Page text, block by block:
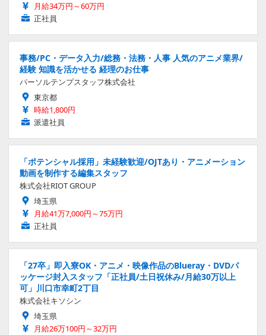
月給34万円～60万円
正社員
事務/PC・データ入力/総務・法務・人事 人気のアニメ業界/
経験 知識を活かせる 経理のお仕事
パーソルテンプスタッフ株式会社
東京都
時給1,800円
派遣社員
「ポテンシャル採用」未経験歓迎/OJTあり・アニメーション
動画を制作する編集スタッフ
株式会社RIOT GROUP
埼玉県
月給41万7,000円～75万円
正社員
「27卒」即入寮OK・アニメ・映像作品のBlueray・DVDパ
ッケージ封入スタッフ「正社員/土日祝休み/月給30万以上
可」川口市幸町2丁目
株式会社キソシン
埼玉県
月給26万100円～32万円